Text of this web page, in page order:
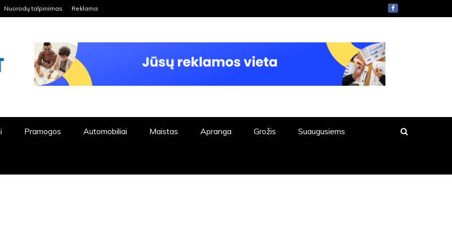
Nuorodų talpinimas Reklama
Pramogos Automobiliai Maistas Apranga Grožis Suaugusiems